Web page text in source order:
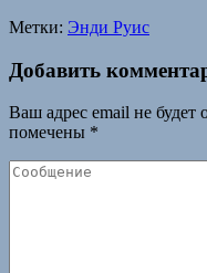
Метки: Энди Руис
Добавить
Ваш адрес email не будет
помечены *